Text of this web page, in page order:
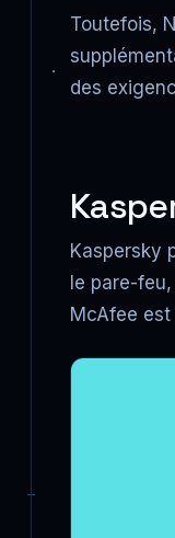
Toutefois,
des
Kaspersky
le pare-
McAfee